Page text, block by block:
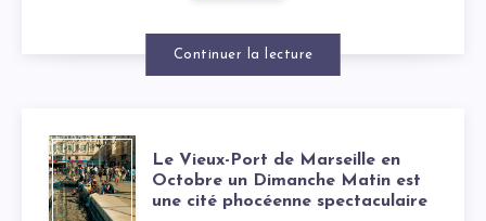
LES
FÊTES
DE
FIN
Continuer la lecture
LE
Le Vieux-Port de Marseille en
Octobre un Dimanche Matin est
une cité phocéenne spectaculaire